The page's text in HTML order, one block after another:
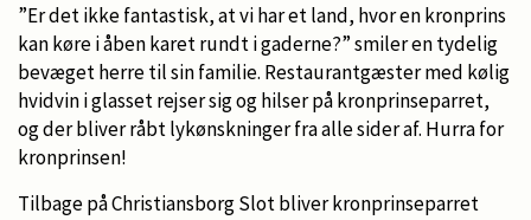
”Er det ikke fantastisk, at vi har et land, hvor en kronprins
kan køre i åben karet rundt i gaderne?” smiler en tydelig
bevæget herre til sin familie. Restaurantgæster med kølig
hvidvin i glasset rejser sig og hilser på kronprinseparret,
og der bliver råbt lykønskninger fra alle sider af. Hurra for
kronprinsen!
Tilbage på Christiansborg Slot bliver kronprinseparret